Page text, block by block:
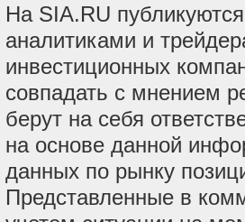
На SIA.RU
аналитиками и
инвестиционных
совпадать с мнением
берут на себя
на основе данной
данных по рынку
Представленные в